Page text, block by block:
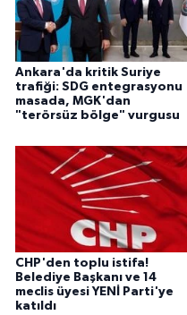
Ankara'da kritik Suriye
trafiği: SDG entegrasyonu
masada, MGK'dan
"terörsüz bölge" vurgusu
CHP'den toplu istifa!
Belediye Başkanı ve 14
meclis üyesi YENİ Parti'ye
katıldı